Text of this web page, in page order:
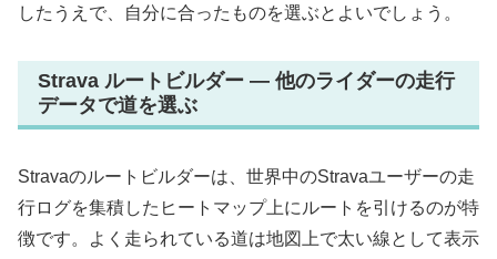
したうえで、自分に合ったものを選ぶとよいでしょう。
Strava ルートビルダー — 他のライダーの走行
データで道を選ぶ
Stravaのルートビルダーは、世界中のStravaユーザーの走
行ログを集積したヒートマップ上にルートを引けるのが特
徴です。よく走られている道は地図上で太い線として表示